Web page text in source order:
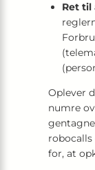
Ret til
Oplever
numre
robocalls
for, at